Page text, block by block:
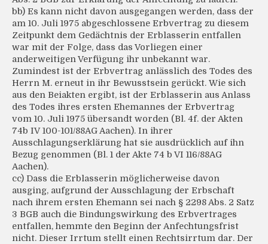
bb) Es kann nicht davon ausgegangen werden, dass der
am 10. Juli 1975 abgeschlossene Erbvertrag zu diesem
Zeitpunkt dem Gedächtnis der Erblasserin entfallen
war mit der Folge, dass das Vorliegen einer
anderweitigen Verfügung ihr unbekannt war.
Zumindest ist der Erbvertrag anlässlich des Todes des
Herrn M. erneut in ihr Bewusstsein gerückt. Wie sich
aus den Beiakten ergibt, ist der Erblasserin aus Anlass
des Todes ihres ersten Ehemannes der Erbvertrag
vom 10. Juli 1975 übersandt worden (Bl. 4f. der Akten
74b IV 100-101/88AG Aachen). In ihrer
Ausschlagungserklärung hat sie ausdrücklich auf ihn
Bezug genommen (Bl. 1 der Akte 74 b VI 116/88AG
Aachen).
cc) Dass die Erblasserin möglicherweise davon
ausging, aufgrund der Ausschlagung der Erbschaft
nach ihrem ersten Ehemann sei nach § 2298 Abs. 2 Satz
3 BGB auch die Bindungswirkung des Erbvertrages
entfallen, hemmte den Beginn der Anfechtungsfrist
nicht. Dieser Irrtum stellt einen Rechtsirrtum dar. Der